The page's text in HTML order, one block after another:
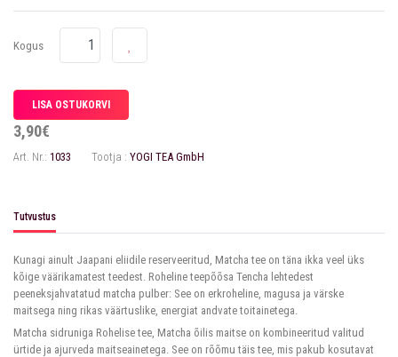
Kogus
3,90€
Art. Nr.: 1033 Tootja : YOGI TEA GmbH
Tutvustus
Kunagi ainult Jaapani eliidile reserveeritud, Matcha tee on täna ikka veel üks
kõige väärikamatest teedest. Roheline teepõõsa Tencha lehtedest
peeneksjahvatatud matcha pulber: See on erkroheline, magusa ja värske
maitsega ning rikas väärtuslike, energiat andvate toitainetega.
Matcha sidruniga Rohelise tee, Matcha õilis maitse on kombineeritud valitud
ürtide ja ajurveda maitseainetega. See on rõõmu täis tee, mis pakub kosutavat